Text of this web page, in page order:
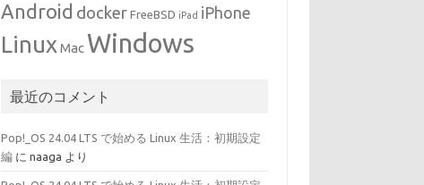
Android docker FreeBSD iPad iPhone
Linux Mac Windows
最近のコメント
Pop!_OS 24.04 LTS で始める Linux 生活：初期設定
編 にnaaga より